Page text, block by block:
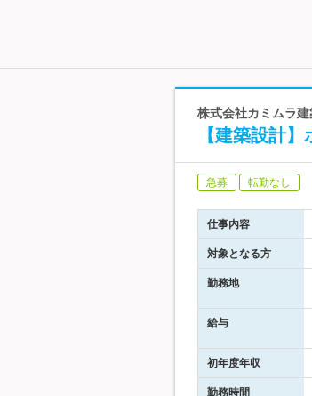
株式会社カミムラ
【建築設計
急募 転勤なし
仕事内容
対象となる方
勤務地
給与
初年度年収
勤務時間